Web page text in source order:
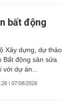
bất động
Xây dựng, dự thảo
Bất động sản sửa
dự án...
| 07/08/2026